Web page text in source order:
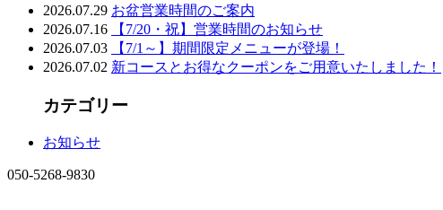
2026.07.29 お盆営業時間のご案内
2026.07.16
【7/20・祝】営業時間のお知らせ
2026.07.03
【7/1～】期間限定メニューが登場！
2026.07.02 新コースとお得なクーポンをご用意いたしました！
カテゴリー
お知らせ
050-5268-9830